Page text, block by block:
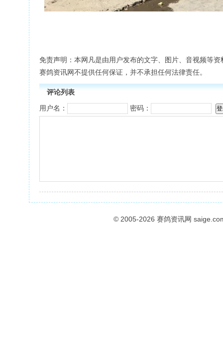
免责声明：本网凡是由用户发布的文字、图片、音视频等
赛鸽资讯网不提供任何保证，并不承担任何法律责任。
评论列表
用户名： 密码：
© 2005-2026 赛鸽资讯网